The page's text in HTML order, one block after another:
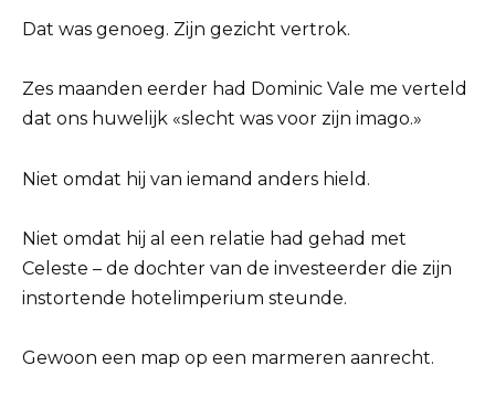
Dat was genoeg. Zijn gezicht vertrok.
Zes maanden eerder had Dominic Vale me verteld
dat ons huwelijk «slecht was voor zijn imago.»
Niet omdat hij van iemand anders hield.
Niet omdat hij al een relatie had gehad met
Celeste – de dochter van de investeerder die zijn
instortende hotelimperium steunde.
Gewoon een map op een marmeren aanrecht.